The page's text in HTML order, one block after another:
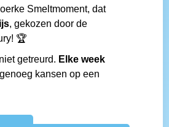
bezorgen
wedstrijd
door
Smeltmoment, dat
, gekozen door de
🏆
getreurd. Elke week
kansen op een